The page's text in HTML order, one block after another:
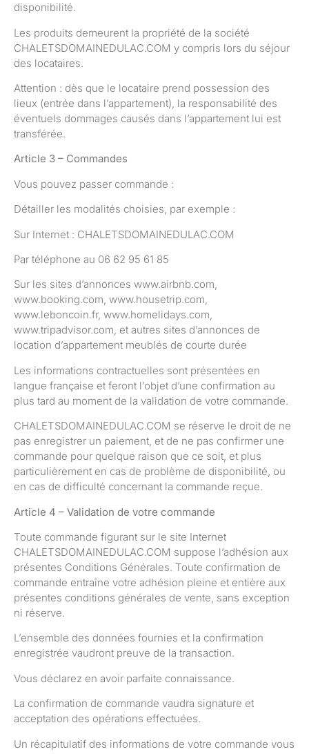
disponibilité.
Les produits demeurent la propriété de la société
CHALETSDOMAINEDULAC.COM y compris lors du séjour
des locataires.
Attention : dès que le locataire prend possession des
lieux (entrée dans l’appartement), la responsabilité des
éventuels dommages causés dans l’appartement lui est
transférée.
Article 3 – Commandes
Vous pouvez passer commande :
Détailler les modalités choisies, par exemple :
Sur Internet : CHALETSDOMAINEDULAC.COM
Par téléphone au 06 62 95 61 85
Sur les sites d’annonces www.airbnb.com,
www.booking.com, www.housetrip.com,
www.leboncoin.fr, www.homelidays.com,
www.tripadvisor.com, et autres sites d’annonces de
location d’appartement meublés de courte durée
Les informations contractuelles sont présentées en
langue française et feront l’objet d’une confirmation au
plus tard au moment de la validation de votre commande.
CHALETSDOMAINEDULAC.COM se réserve le droit de ne
pas enregistrer un paiement, et de ne pas confirmer une
commande pour quelque raison que ce soit, et plus
particulièrement en cas de problème de disponibilité, ou
en cas de difficulté concernant la commande reçue.
Article 4 – Validation de votre commande
Toute commande figurant sur le site Internet
CHALETSDOMAINEDULAC.COM suppose l’adhésion aux
présentes Conditions Générales. Toute confirmation de
commande entraîne votre adhésion pleine et entière aux
présentes conditions générales de vente, sans exception
ni réserve.
L’ensemble des données fournies et la confirmation
enregistrée vaudront preuve de la transaction.
Vous déclarez en avoir parfaite connaissance.
La confirmation de commande vaudra signature et
acceptation des opérations effectuées.
Un récapitulatif des informations de votre commande vous